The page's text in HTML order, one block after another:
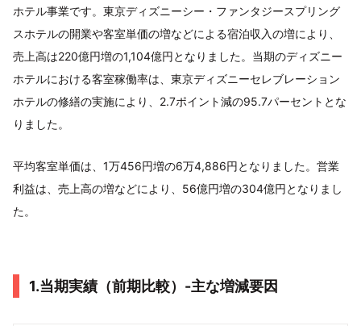
ホテル事業です。東京ディズニーシー・ファンタジースプリング
スホテルの開業や客室単価の増などによる宿泊収入の増により、
売上高は220億円増の1,104億円となりました。当期のディズニー
ホテルにおける客室稼働率は、東京ディズニーセレブレーション
ホテルの修繕の実施により、2.7ポイント減の95.7パーセントとな
りました。
平均客室単価は、1万456円増の6万4,886円となりました。営業
利益は、売上高の増などにより、56億円増の304億円となりまし
た。
1.当期実績（前期比較）-主な増減要因